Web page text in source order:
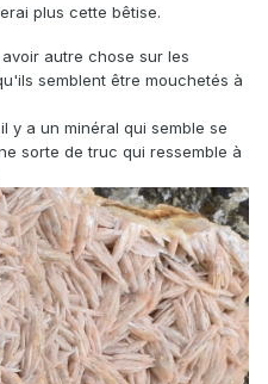
plus cette bêtise.
autre chose sur les
semblent être mouchetés à
y a un minéral qui semble se
sorte de truc qui ressemble à